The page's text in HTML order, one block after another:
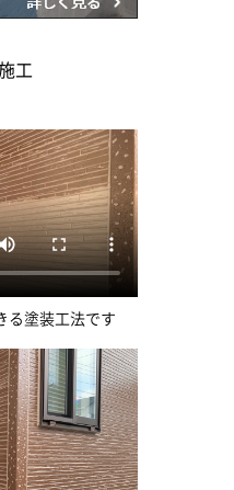
工
る塗装工法です